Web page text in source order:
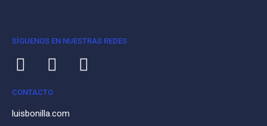
SÍGUENOS EN NUESTRAS REDES
CONTACTO
luisbonilla.com